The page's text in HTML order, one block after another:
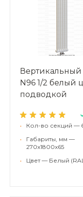
Вертикальный
N96 1/2 белый
подводкой
•
Кол-во секций —
•
Габариты, мм —
270х1800х65
•
Цвет — Белый